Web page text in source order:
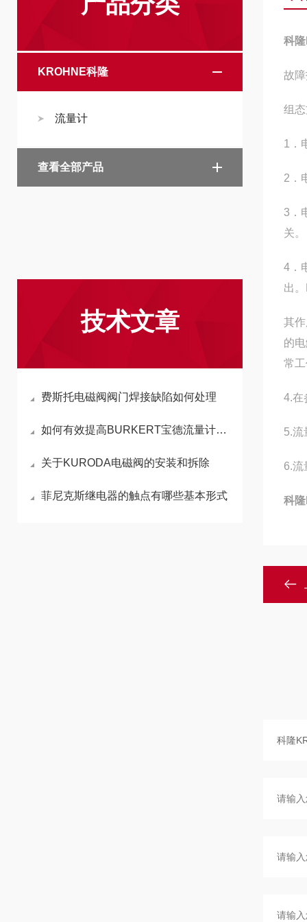
KROHNE科隆
流量计
查看全部产品
技术文章
费斯托电磁阀阀门焊接缺陷如何处理
如何有效提高BURKERT宝德流量计使用电磁兼容性的研究分析
关于KURODA电磁阀的安装和拆除
菲尼克斯继电器的触点有哪些基本形式
科
故
组
1．
2．
3．
关。
4．
出
其
的
常
4.在
5.流
6.流
科